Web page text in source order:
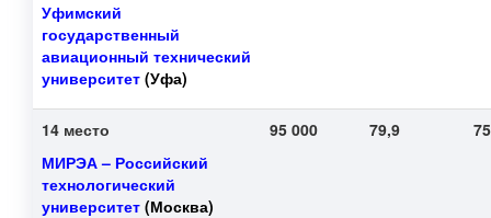
Уфимский
государственный
авиационный технический
университет (Уфа)
14 место
МИРЭА – Российский
технологический
университет (Москва)
95 000 79,9